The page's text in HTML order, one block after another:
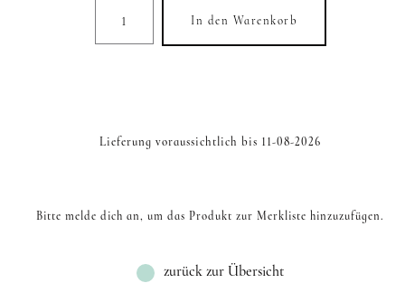
In den Warenkorb
Lieferung voraussichtlich bis 11-08-2026
Bitte melde dich an, um das Produkt zur Merkliste hinzuzufügen.
zurück zur Übersicht